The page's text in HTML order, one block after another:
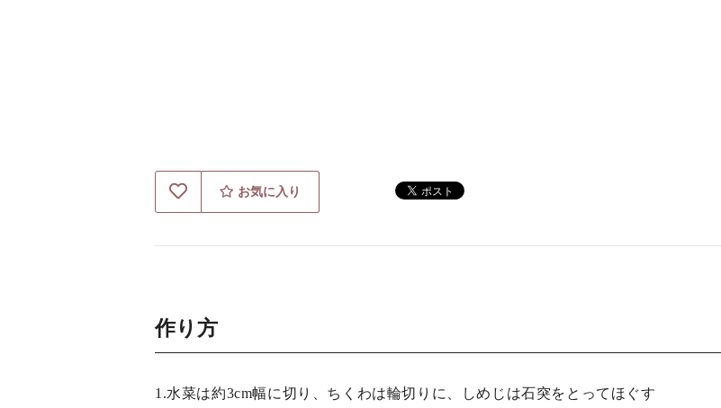
お気に入り
作り方
1.水菜は約3cm幅に切り、ちくわは輪切りに、しめじは石突をとってほぐす